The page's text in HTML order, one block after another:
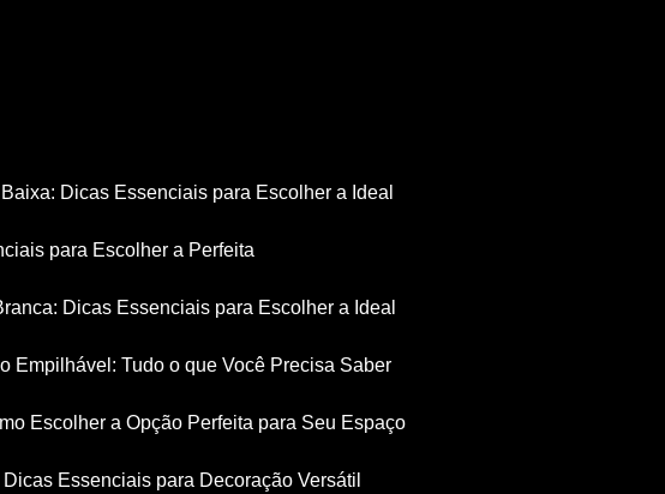
Baixa: Dicas Essenciais para Escolher a Ideal
para Escolher a Perfeita
Dicas Essenciais para Escolher a Ideal
Empilhável: Tudo o que Você Precisa Saber
Escolher a Opção Perfeita para Seu Espaço
Dicas Essenciais para Decoração Versátil